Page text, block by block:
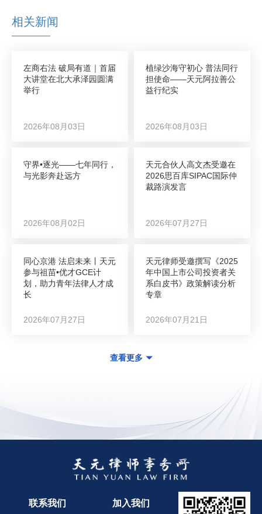
相关新闻
左商右法 破局有道｜首届
大讲堂在北大承泽园圆满
举行
2026年08月03日
植绿沙海守初心 普法同行
担使命——天元阿拉善公
益行纪实
2026年08月03日
守界•逐光——七年同行，
与光影奔赴远方
2026年08月02日
天元合伙人高文杰受邀在
2026思百库SIPAC国际仲
裁路演发言
2026年07月27日
同心京港 法启未来丨天元
参与祖苗•优才GCE计
划，助力青年法律人才成
长
2026年07月27日
天元律师受邀撰写《2025
年中国上市公司投资者关
系白皮书》政策解读分析
专章
2026年07月21日
查看更多
联系我们 加入我们